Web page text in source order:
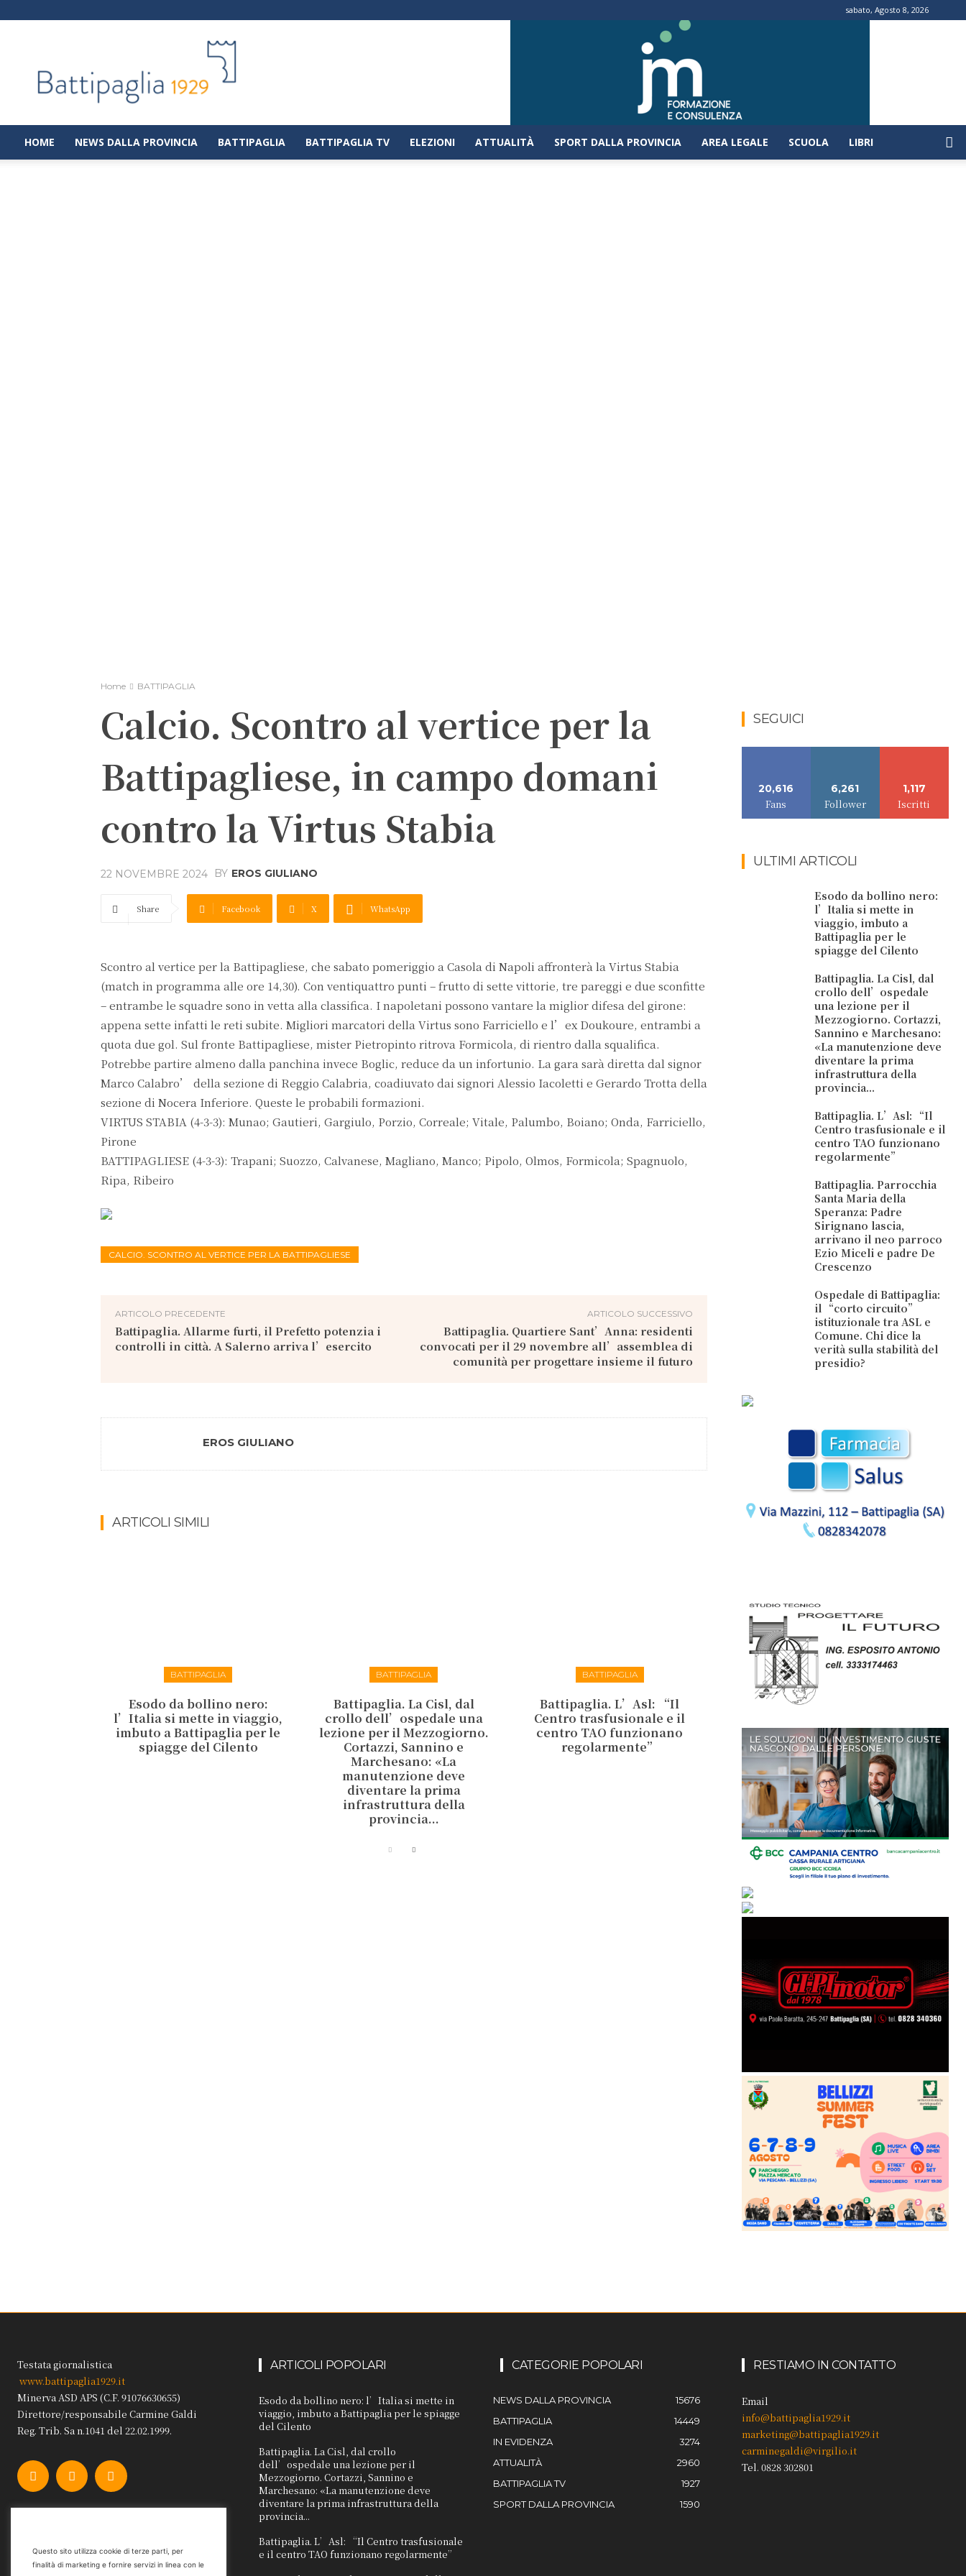
sabato, Agosto 8, 2026
|
Notizie
dalla
città
di
HOME NEWS DALLA PROVINCIA BATTIPAGLIA BATTIPAGLIA TV ELEZIONI ATTUALITÀ SPORT DALLA PROVINCIA AREA LEGALE SCUOLA LIBRI
Home BATTIPAGLIA
Calcio. Scontro al vertice per la
Battipagliese, in campo domani
contro la Virtus Stabia
22 NOVEMBRE 2024 BY EROS GIULIANO
Share Facebook X WhatsApp
Scontro al vertice per la Battipagliese, che sabato pomeriggio a Casola di Napoli affronterà la Virtus Stabia
(match in programma alle ore 14,30). Con ventiquattro punti – frutto di sette vittorie, tre pareggi e due sconfitte
– entrambe le squadre sono in vetta alla classifica. I napoletani possono vantare la miglior difesa del girone:
appena sette infatti le reti subite. Migliori marcatori della Virtus sono Farriciello e l’ex Doukoure, entrambi a
quota due gol. Sul fronte Battipagliese, mister Pietropinto ritrova Formicola, di rientro dalla squalifica.
Potrebbe partire almeno dalla panchina invece Boglic, reduce da un infortunio. La gara sarà diretta dal signor
Marco Calabro’ della sezione di Reggio Calabria, coadiuvato dai signori Alessio Iacoletti e Gerardo Trotta della
sezione di Nocera Inferiore. Queste le probabili formazioni.
VIRTUS STABIA (4-3-3): Munao; Gautieri, Gargiulo, Porzio, Correale; Vitale, Palumbo, Boiano; Onda, Farriciello,
Pirone
BATTIPAGLIESE (4-3-3): Trapani; Suozzo, Calvanese, Magliano, Manco; Pipolo, Olmos, Formicola; Spagnuolo,
Ripa, Ribeiro
CALCIO. SCONTRO AL VERTICE PER LA BATTIPAGLIESE
ARTICOLO PRECEDENTE
Battipaglia. Allarme furti, il Prefetto potenzia i
controlli in città. A Salerno arriva l’esercito
ARTICOLO SUCCESSIVO
Battipaglia. Quartiere Sant’Anna: residenti
convocati per il 29 novembre all’assemblea di
comunità per progettare insieme il futuro
EROS GIULIANO
ARTICOLI SIMILI
BATTIPAGLIA
Esodo da bollino nero:
l’Italia si mette in viaggio,
imbuto a Battipaglia per le
spiagge del Cilento
BATTIPAGLIA
Battipaglia. La Cisl, dal
crollo dell’ospedale una
lezione per il Mezzogiorno.
Cortazzi, Sannino e
Marchesano: «La
manutenzione deve
diventare la prima
infrastruttura della
provincia...
BATTIPAGLIA
Battipaglia. L’Asl: “Il
Centro trasfusionale e il
centro TAO funzionano
regolarmente”
SEGUICI
20,616
Fans
6,261
Follower
1,117
Iscritti
ULTIMI ARTICOLI
Esodo da bollino nero:
l’Italia si mette in
viaggio, imbuto a
Battipaglia per le
spiagge del Cilento
Battipaglia. La Cisl, dal
crollo dell’ospedale
una lezione per il
Mezzogiorno. Cortazzi,
Sannino e Marchesano:
«La manutenzione deve
diventare la prima
infrastruttura della
provincia...
Battipaglia. L’Asl: “Il
Centro trasfusionale e il
centro TAO funzionano
regolarmente”
Battipaglia. Parrocchia
Santa Maria della
Speranza: Padre
Sirignano lascia,
arrivano il neo parroco
Ezio Miceli e padre De
Crescenzo
Ospedale di Battipaglia:
il “corto circuito”
istituzionale tra ASL e
Comune. Chi dice la
verità sulla stabilità del
presidio?
Testata giornalistica
www.battipaglia1929.it
Minerva ASD APS (C.F. 91076630655)
Direttore/responsabile Carmine Galdi
Reg. Trib. Sa n.1041 del 22.02.1999.
ARTICOLI POPOLARI
Esodo da bollino nero: l’Italia si mette in
viaggio, imbuto a Battipaglia per le spiagge
del Cilento
Battipaglia. La Cisl, dal crollo
dell’ospedale una lezione per il
Mezzogiorno. Cortazzi, Sannino e
Marchesano: «La manutenzione deve
diventare la prima infrastruttura della
provincia...
Battipaglia. L’Asl: “Il Centro trasfusionale
e il centro TAO funzionano regolarmente”
CATEGORIE POPOLARI
NEWS DALLA PROVINCIA
15676
BATTIPAGLIA
14449
IN EVIDENZA
3274
ATTUALITÀ
2960
BATTIPAGLIA TV
1927
SPORT DALLA PROVINCIA
1590
RESTIAMO IN CONTATTO
Email
info@battipaglia1929.it
marketing@battipaglia1929.it
carminegaldi@virgilio.it
Tel. 0828 302801
Questo sito utilizza cookie di terze parti, per
finalità di marketing e fornire servizi in linea con le